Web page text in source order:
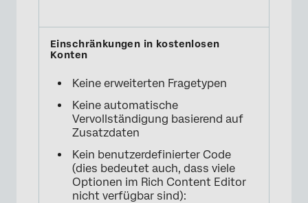
Keine erweiterten Fragetypen
Keine automatische
Vervollständigung basierend auf
Zusatzdaten
Kein benutzerdefinierter Code
(dies bedeutet auch, dass viele
Optionen im Rich Content Editor
nicht verfügbar sind):